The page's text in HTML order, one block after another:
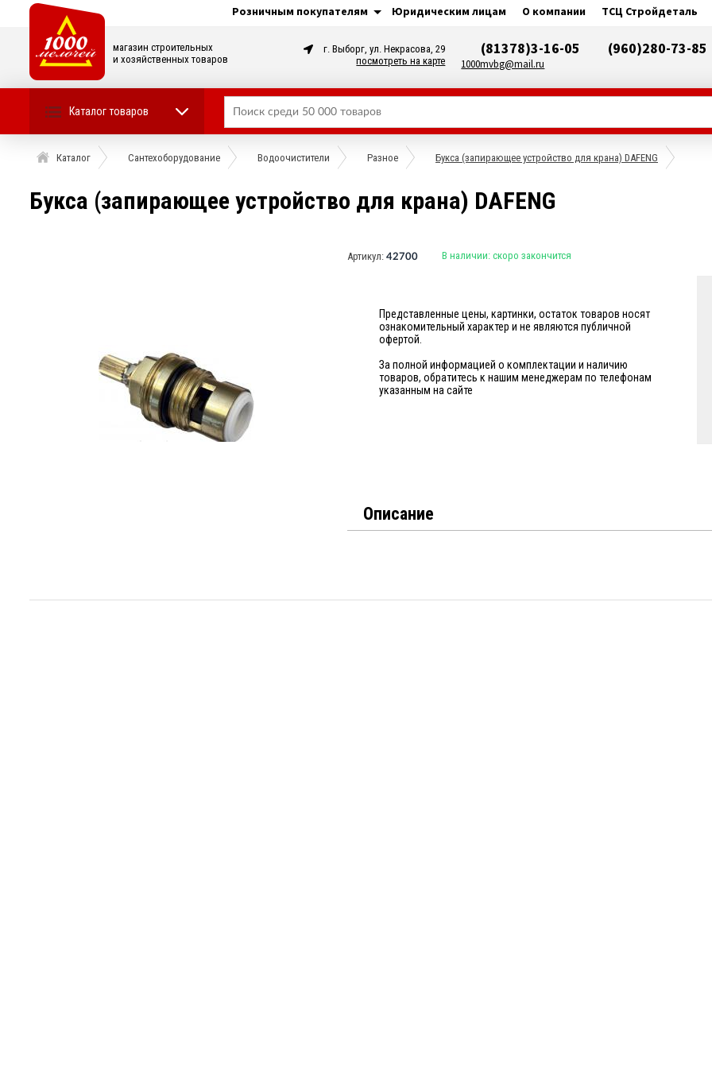
Розничным покупателям Юридическим лицам О компании ТСЦ Стройдеталь
магазин строительных
и хозяйственных товаров
г. Выборг, ул. Некрасова, 29
посмотреть на карте
(81378)3-16-05 (960)280-73-85
1000mvbg@mail.ru
Каталог товаров
Каталог Сантехоборудование Водоочистители Разное Букса (запирающее устройство для крана) DAFENG
Букса (запирающее устройство для крана) DAFENG
Артикул: 42700 В наличии: скоро закончится
Представленные цены, картинки, остаток товаров носят
ознакомительный характер и не являются публичной
офертой.
За полной информацией о комплектации и наличию
товаров, обратитесь к нашим менеджерам по телефонам
указанным на сайте
Описание